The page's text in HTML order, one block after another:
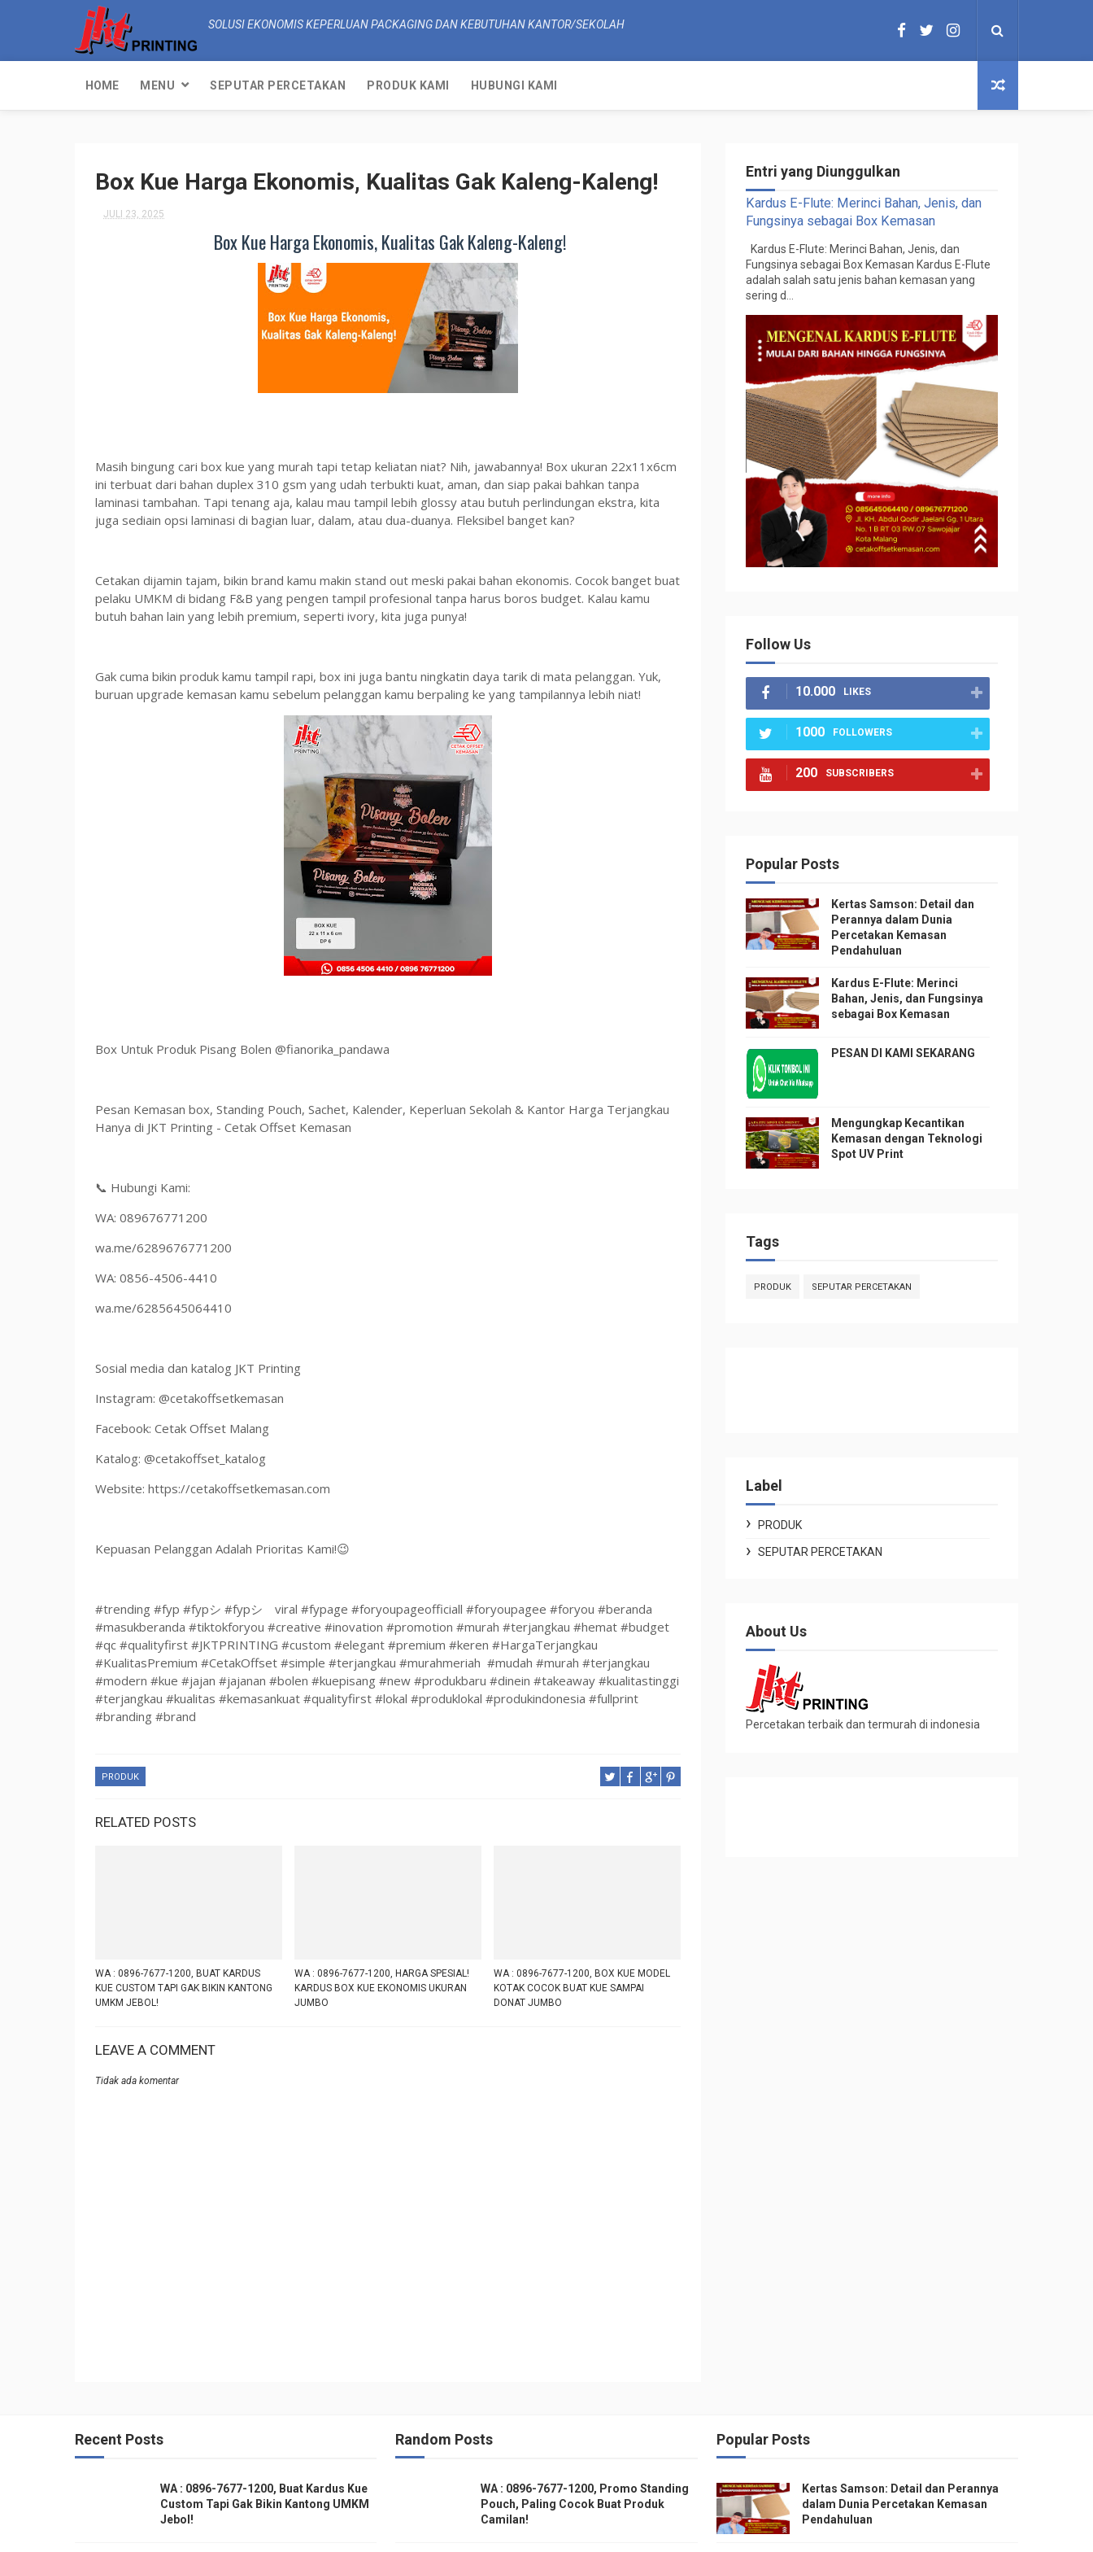
SOLUSI EKONOMIS KEPERLUAN PACKAGING DAN KEBUTUHAN KANTOR/SEKOLAH
HOME MENU SEPUTAR PERCETAKAN PRODUK KAMI HUBUNGI KAMI
Box Kue Harga Ekonomis, Kualitas Gak Kaleng-Kaleng!
JULI 23, 2025
Box Kue Harga Ekonomis, Kualitas Gak Kaleng-Kaleng!
Masih bingung cari box kue yang murah tapi tetap keliatan niat? Nih, jawabannya! Box ukuran 22x11x6cm
ini terbuat dari bahan duplex 310 gsm yang udah terbukti kuat, aman, dan siap pakai bahkan tanpa
laminasi tambahan. Tapi tenang aja, kalau mau tampil lebih glossy atau butuh perlindungan ekstra, kita
juga sediain opsi laminasi di bagian luar, dalam, atau dua-duanya. Fleksibel banget kan?
Cetakan dijamin tajam, bikin brand kamu makin stand out meski pakai bahan ekonomis. Cocok banget buat
pelaku UMKM di bidang F&B yang pengen tampil profesional tanpa harus boros budget. Kalau kamu
butuh bahan lain yang lebih premium, seperti ivory, kita juga punya!
Gak cuma bikin produk kamu tampil rapi, box ini juga bantu ningkatin daya tarik di mata pelanggan. Yuk,
buruan upgrade kemasan kamu sebelum pelanggan kamu berpaling ke yang tampilannya lebih niat!
Box Untuk Produk Pisang Bolen @fianorika_pandawa
Pesan Kemasan box, Standing Pouch, Sachet, Kalender, Keperluan Sekolah & Kantor Harga Terjangkau
Hanya di JKT Printing - Cetak Offset Kemasan
📞 Hubungi Kami:
WA: 089676771200
wa.me/6289676771200
WA: 0856-4506-4410
wa.me/6285645064410
Sosial media dan katalog JKT Printing
Instagram: @cetakoffsetkemasan
Facebook: Cetak Offset Malang
Katalog: @cetakoffset_katalog
Website: https://cetakoffsetkemasan.com
Kepuasan Pelanggan Adalah Prioritas Kami!😉
#trending #fyp #fypシ #fypシ゚viral #fypage #foryoupageofficiall #foryoupagee #foryou #beranda
#masukberanda #tiktokforyou #creative #inovation #promotion #murah #terjangkau #hemat #budget
#qc #qualityfirst #JKTPRINTING #custom #elegant #premium #keren #HargaTerjangkau
#KualitasPremium #CetakOffset #simple #terjangkau #murahmeriah #mudah #murah #terjangkau
#modern #kue #jajan #jajanan #bolen #kuepisang #new #produkbaru #dinein #takeaway #kualitastinggi
#terjangkau #kualitas #kemasankuat #qualityfirst #lokal #produklokal #produkindonesia #fullprint
#branding #brand
PRODUK
RELATED POSTS
WA : 0896-7677-1200, BUAT KARDUS
KUE CUSTOM TAPI GAK BIKIN KANTONG
UMKM JEBOL!
WA : 0896-7677-1200, HARGA SPESIAL!
KARDUS BOX KUE EKONOMIS UKURAN
JUMBO
WA : 0896-7677-1200, BOX KUE MODEL
KOTAK COCOK BUAT KUE SAMPAI
DONAT JUMBO
LEAVE A COMMENT
Tidak ada komentar
Entri yang Diunggulkan
Kardus E-Flute: Merinci Bahan, Jenis, dan
Fungsinya sebagai Box Kemasan
Kardus E-Flute: Merinci Bahan, Jenis, dan
Fungsinya sebagai Box Kemasan Kardus E-Flute
adalah salah satu jenis bahan kemasan yang
sering d...
Follow Us
10.000 LIKES
1000 FOLLOWERS
200 SUBSCRIBERS
Popular Posts
Kertas Samson: Detail dan
Perannya dalam Dunia
Percetakan Kemasan
Pendahuluan
Kardus E-Flute: Merinci
Bahan, Jenis, dan Fungsinya
sebagai Box Kemasan
PESAN DI KAMI SEKARANG
Mengungkap Kecantikan
Kemasan dengan Teknologi
Spot UV Print
Tags
PRODUK SEPUTAR PERCETAKAN
Label
PRODUK
SEPUTAR PERCETAKAN
About Us
Percetakan terbaik dan termurah di indonesia
Recent Posts
WA : 0896-7677-1200, Buat Kardus Kue
Custom Tapi Gak Bikin Kantong UMKM
Jebol!
Random Posts
WA : 0896-7677-1200, Promo Standing
Pouch, Paling Cocok Buat Produk
Camilan!
Popular Posts
Kertas Samson: Detail dan Perannya
dalam Dunia Percetakan Kemasan
Pendahuluan